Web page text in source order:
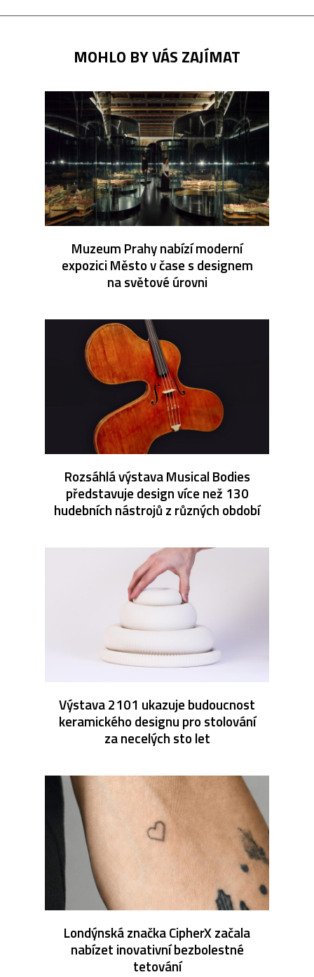
MOHLO BY VÁS ZAJÍMAT
Muzeum Prahy nabízí moderní
expozici Město v čase s designem
na světové úrovni
Rozsáhlá výstava Musical Bodies
představuje design více než 130
hudebních nástrojů z různých období
Výstava 2101 ukazuje budoucnost
keramického designu pro stolování
za necelých sto let
Londýnská značka CipherX začala
nabízet inovativní bezbolestné
tetování